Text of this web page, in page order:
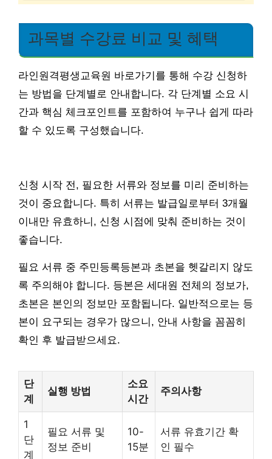
과목별 수강료 비교 및 혜택
라인원격평생교육원 바로가기를 통해 수강 신청하
는 방법을 단계별로 안내합니다. 각 단계별 소요 시
간과 핵심 체크포인트를 포함하여 누구나 쉽게 따라
할 수 있도록 구성했습니다.
신청 시작 전, 필요한 서류와 정보를 미리 준비하는
것이 중요합니다. 특히 서류는 발급일로부터 3개월
이내만 유효하니, 신청 시점에 맞춰 준비하는 것이
좋습니다.
필요 서류 중 주민등록등본과 초본을 헷갈리지 않도
록 주의해야 합니다. 등본은 세대원 전체의 정보가,
초본은 본인의 정보만 포함됩니다. 일반적으로는 등
본이 요구되는 경우가 많으니, 안내 사항을 꼼꼼히
확인 후 발급받으세요.
단
계
실행 방법
소요
시간
주의사항
1
단
계
필요 서류 및
정보 준비
10-
15분
서류 유효기간 확
인 필수